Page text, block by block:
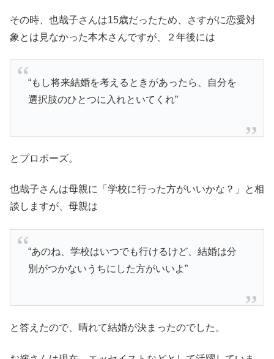
その時、也哉子さんは15歳だったため、さすがに恋愛対
象とは見なかった本木さんですが、２年後には
“もし将来結婚を考えるときがあったら、自分を
選択肢のひとつに入れといてくれ”
とプロポーズ。
也哉子さんは母親に「学校に行った方がいいかな？」と相
談しますが、母親は
“あのね、学校はいつでも行けるけど、結婚は分
別がつかないうちにした方がいいよ”
と答えたので、晴れて結婚が決まったのでした。